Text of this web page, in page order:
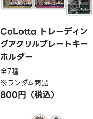
CoLotta トレーディン
グアクリルプレートキー
ホルダー
全7種
※ランダム商品
800円（税込）